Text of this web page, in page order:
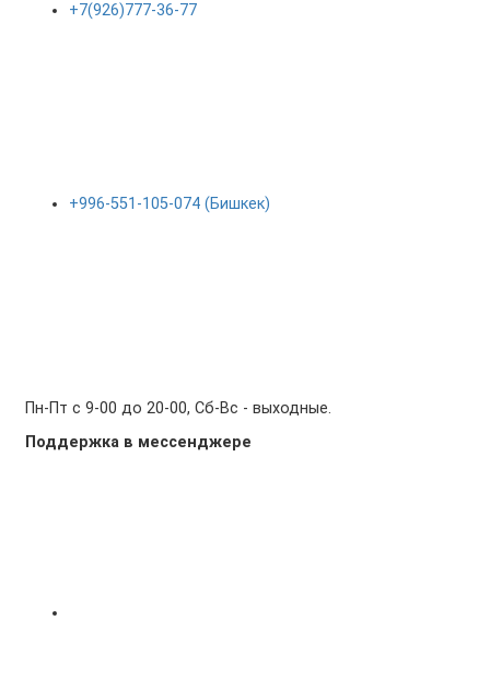
+7(926)777-36-77
+996-551-105-074 (Бишкек)
Пн-Пт с 9-00 до 20-00, Сб-Вс - выходные.
Поддержка в мессенджере